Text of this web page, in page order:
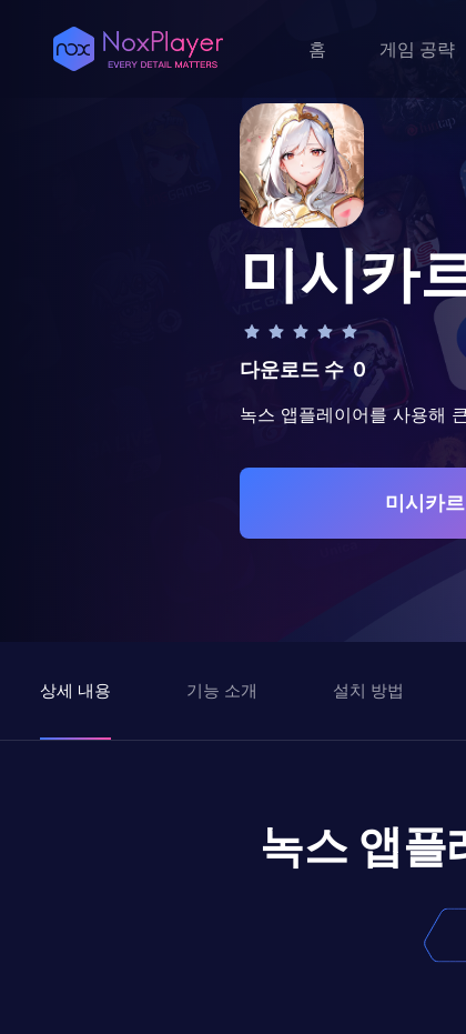
홈 게임 공략
미시카
다운로드 수 0
녹스 앱플레이어를 사용해
미시카
상세 내용 기능 소개 설치 방법
녹스 앱플